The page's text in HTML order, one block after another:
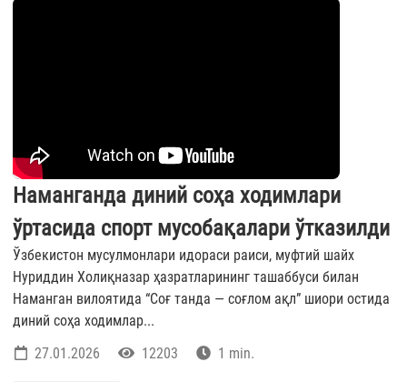
Наманганда диний соҳа ходимлари
ўртасида спорт мусобақалари ўтказилди
Ўзбекистон мусулмонлари идораси раиси, муфтий шайх
Нуриддин Холиқназар ҳазратларининг ташаббуси билан
Наманган вилоятида “Соғ танда — соғлом ақл” шиори остида
диний соҳа ходимлар...
27.01.2026
12203 1 min.